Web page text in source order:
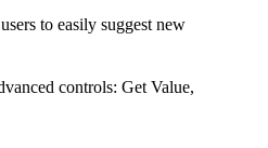
to easily suggest new
controls: Get Value,